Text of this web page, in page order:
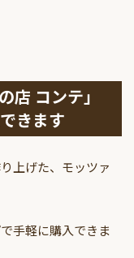
店 コンテ」
きます
上げた、モッツァ
手軽に購入できま